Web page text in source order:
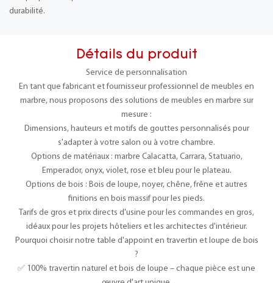
durabilité.
Détails du produit
Service de personnalisation
En tant que fabricant et fournisseur professionnel de meubles en
marbre, nous proposons des solutions de meubles en marbre sur
mesure :
Dimensions, hauteurs et motifs de gouttes personnalisés pour
s'adapter à votre salon ou à votre chambre.
Options de matériaux : marbre Calacatta, Carrara, Statuario,
Emperador, onyx, violet, rose et bleu pour le plateau.
Options de bois : Bois de loupe, noyer, chêne, frêne et autres
finitions en bois massif pour les pieds.
Tarifs de gros et prix directs d'usine pour les commandes en gros,
idéaux pour les projets hôteliers et les architectes d'intérieur.
Pourquoi choisir notre table d'appoint en travertin et loupe de bois
?
✅ 100% travertin naturel et bois de loupe – chaque pièce est une